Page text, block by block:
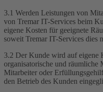
3.1 Werden Leistungen von
von Tremar IT-Services beim
eigene Kosten für geeignete
soweit Tremar IT-Services dies
3.2 Der Kunde wird auf eigene
organisatorische und räumliche
Mitarbeiter oder
den Betrieb des Kunden